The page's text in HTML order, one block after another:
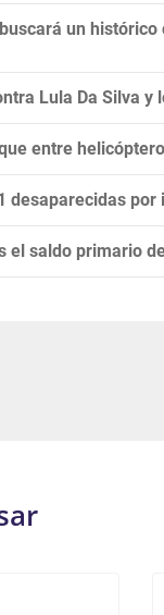
un
Lula Da Silva
entre
desaparecidas
el saldo primario